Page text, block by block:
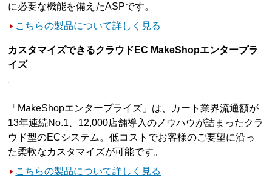
に必要な機能を備えたASPです。
こちらの製品について詳しく見る
カスタマイズできるクラウドEC MakeShopエンタープラ
イズ
「MakeShopエンタープライズ」は、カート業界流通額が
13年連続No.1、12,000店舗導入のノウハウが詰まったクラ
ウド型のECシステム。低コストでお客様のご要望に沿っ
た柔軟なカスタマイズが可能です。
こちらの製品について詳しく見る